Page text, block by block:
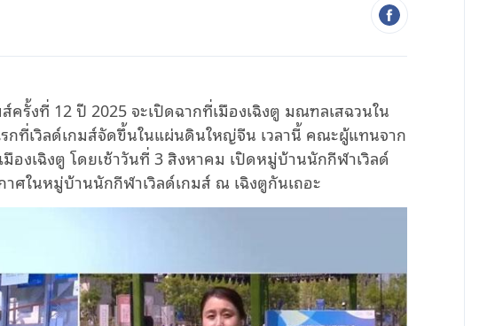
ครั้งที่ 12 ปี 2025 จะเปิดฉากที่เมืองเฉิงตู มณฑลเสฉวนใน
กที่เวิลด์เกมส์จัดขึ้นในแผ่นดินใหญ่จีน เวลานี้ คณะผู้แทนจาก
องเฉิงตู โดยเช้าวันที่ 3 สิงหาคม เปิดหมู่บ้านนักกีฬาเวิลด์
ศในหมู่บ้านนักกีฬาเวิลด์เกมส์ ณ เฉิงตูกันเถอะ